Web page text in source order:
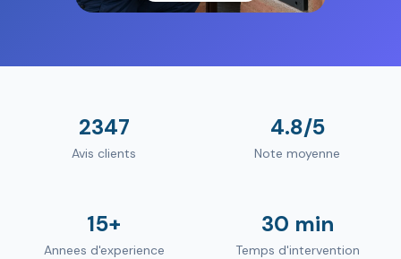
2347
Avis clients
4.8/5
Note moyenne
15+
Annees d'experience
30 min
Temps d'intervention